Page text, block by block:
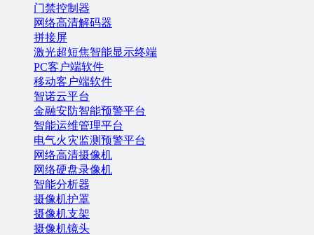
门禁控制器
网络高清解码器
拼接屏
激光超短焦智能显示终端
PC客户端软件
移动客户端软件
智诺云平台
金融安防智能预警平台
智能运维管理平台
电气火灾监测预警平台
网络高清摄像机
网络硬盘录像机
智能分析器
摄像机护罩
摄像机支架
摄像机镜头